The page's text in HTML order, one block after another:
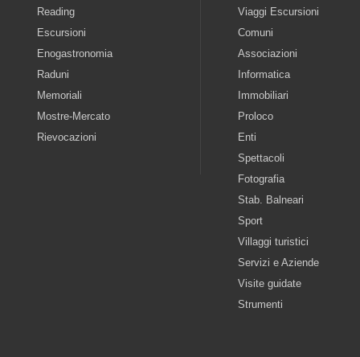
Reading
Escursioni
Enogastronomia
Raduni
Memoriali
Mostre-Mercato
Rievocazioni
Viaggi Escursioni
Comuni
Associazioni
Informatica
Immobiliari
Proloco
Enti
Spettacoli
Fotografia
Stab. Balneari
Sport
Villaggi turistici
Servizi e Aziende
Visite guidate
Strumenti